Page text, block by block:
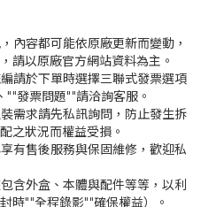
內容都可能依原廠更新而變動，
請以原廠官方網站資料為主。
請於下單時選擇三聯式發票選項
發票問題""請洽詢客服。
需求請先私訊詢問，防止發生拆
之狀況而權益受損。
有售後服務與保固維修，歡迎私
含外盒、本體與配件等等，以利
時""全程錄影""確保權益）。